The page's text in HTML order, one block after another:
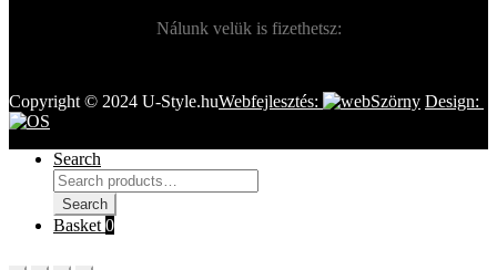
Nálunk velük is fizethetsz:
Copyright © 2024 U-Style.huWebfejlesztés: Design:
Search
Search
for:
Search
Basket 0